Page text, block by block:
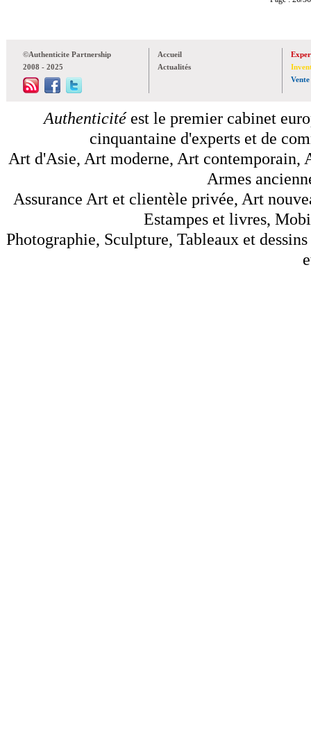
©Authenticite Partnership
2008 - 2025
Accueil
Actualités
Vente
Authenticitéest le premier cabinet
cinquantaine d'experts et de
Art d'Asie, Art moderne, Art contemporain,
Armes
Assurance Art et clientèle privée, Art
Estampes et livres,
Photographie, Sculpture, Tableaux et